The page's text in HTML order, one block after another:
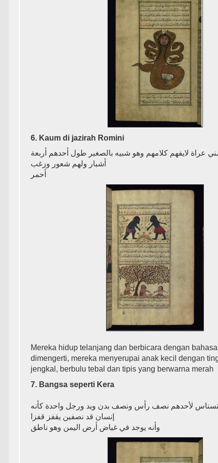
6. Kaum di jazirah Romini
ﻋﺮﺍﺓ ﻻﻳﻔﻬﻢ ﻛﻼﻣﻬﻢ ﻭﻫﻮ ﺷﺒﻴﻪ ﺑﺎﻟﺼﻐﻴﺮ ﻃﻮﻝ ﺃﺣﺪﻫﻢ ﺃﺭﺑﻌﺔ
ﺃﺷﺒﺎﺭ ﻭﻟﻬﻢ ﺷﻌﻮﺭ ﻭﺯﻏﺐ
ﺃﺣﻤﺮ
Mereka hidup telanjang dan berbicara dengan
dimengerti, mereka menyerupai anak kecil dengan
jengkal, berbulu tebal dan tipis yang berwarna merah
7. Bangsa seperti Kera
ﻷﺣﺪﻫﻢ ﻧﺼﻒ ﺭﺃﺱ ﻭﻧﺼﻒ ﺑﺪﻥ ﻭﻳﺪ ﻭﺭﺟﻞ ﻭﺍﺣﺪﺓ ﻛﺄﻧﻪ
ﺇﻧﺴﺎﻥ ﻗﺪ ﻧﺼﻔﻴﻦ ﻳﻘﻔﺰ ﻗﻔﺰﺍ
ﻭﺃﻧﻪ ﻳﻮﺟﺪ ﻓﻲ ﻏﻴﺎﺽ ﺃﺭﺽ ﺍﻟﻴﻤﻦ ﻭﻫﻮ ﻧﺎﻃﻖ